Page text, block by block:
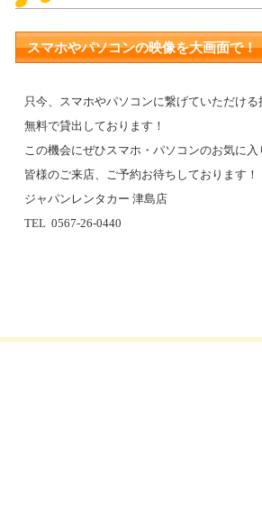
スマホやパソコンの映像を大画面で！
只今、スマホやパソコンに繋げていただける
無料で貸出しております！
この機会にぜひスマホ・パソコンのお気に
皆様のご来店、ご予約お待ちしております！
ジャパンレンタカー 津島店
TEL 0567-26-0440